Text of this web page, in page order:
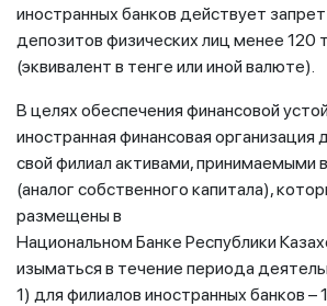
иностранных банков действует
депозитов физических лиц менее
(эквивалент в тенге или иной валюте).
В целях обеспечения финансовой
иностранная финансовая организация
свой филиал активами, принимаемыми
(аналог собственного капитала),
размещены в
Национальном Банке Республики
изыматься в течение периода
1) для филиалов иностранных банков –